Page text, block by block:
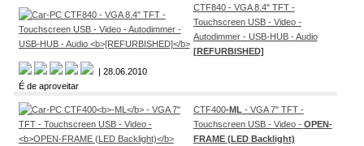
CTF840 - VGA 8.4" TFT -
Touchscreen USB - Video -
Autodimmer - USB-HUB - Audio
[REFURBISHED]
| 28.06.2010
É de aproveitar
CTF400-ML - VGA 7" TFT -
Touchscreen USB - Video - OPEN-
FRAME (LED Backlight)